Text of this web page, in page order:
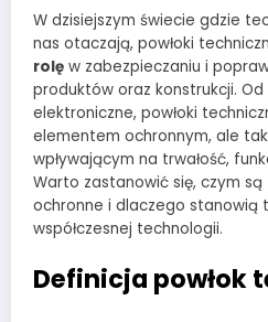
W dzisiejszym świecie gdzie
nas otaczają, powłoki
rolę w zabezpieczaniu i
produktów oraz konstrukcji.
elektroniczne, powłoki
elementem ochronnym, ale
wpływającym na trwałość,
Warto zastanowić się, czym
ochronne i dlaczego stanowią
współczesnej technologii.
Definicja powłok